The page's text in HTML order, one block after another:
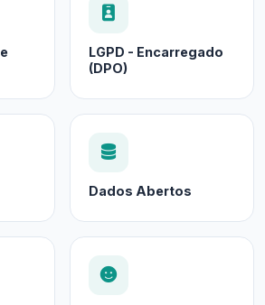
LGPD - Encarregado
(DPO)
Dados Abertos